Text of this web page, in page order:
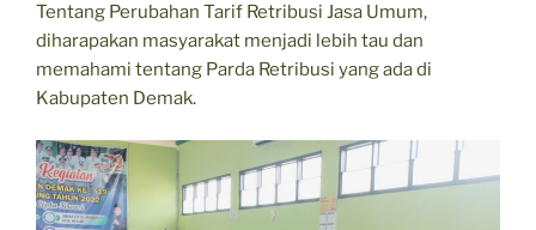
Tentang Perubahan Tarif Retribusi Jasa Umum,
diharapakan masyarakat menjadi lebih tau dan
memahami tentang Parda Retribusi yang ada di
Kabupaten Demak.